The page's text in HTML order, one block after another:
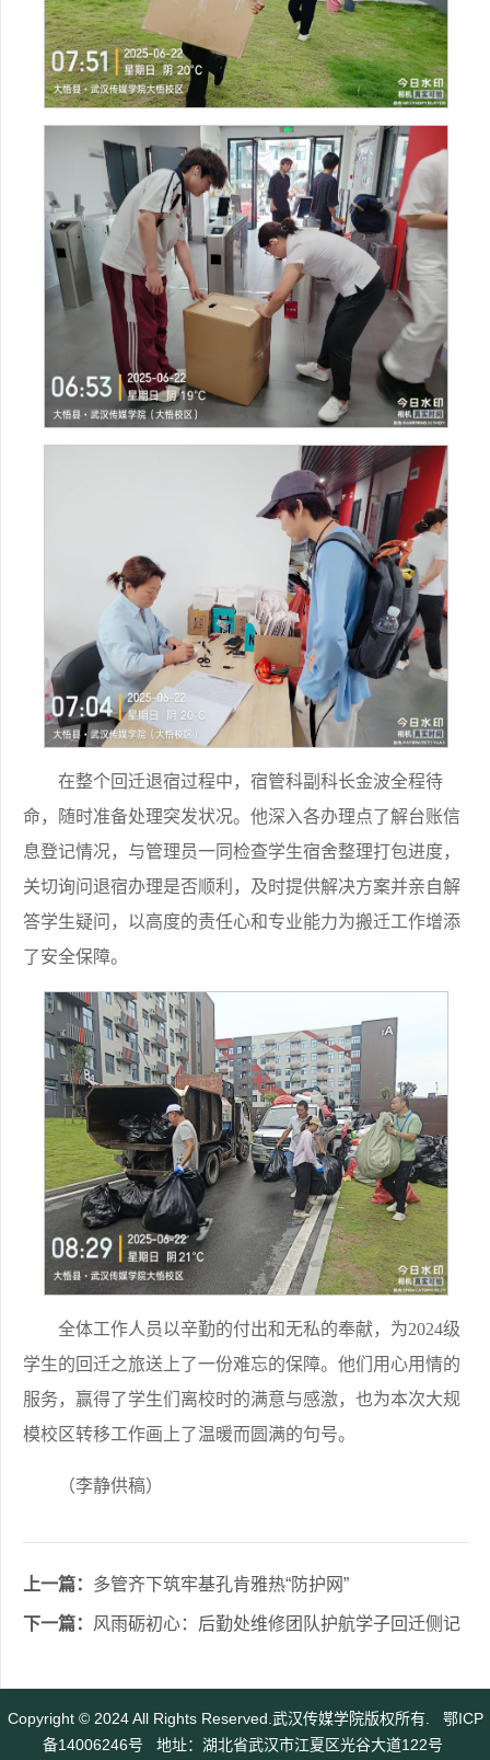
在整个回迁退宿过程中，宿管科副科长金波全程待
命，随时准备处理突发状况。他深入各办理点了解台账信
息登记情况，与管理员一同检查学生宿舍整理打包进度，
关切询问退宿办理是否顺利，及时提供解决方案并亲自解
答学生疑问，以高度的责任心和专业能力为搬迁工作增添
了安全保障。
全体工作人员以辛勤的付出和无私的奉献，为2024级
学生的回迁之旅送上了一份难忘的保障。他们用心用情的
服务，赢得了学生们离校时的满意与感激，也为本次大规
模校区转移工作画上了温暖而圆满的句号。
（李静供稿）
上一篇： 多管齐下筑牢基孔肯雅热“防护网”
下一篇： 风雨砺初心：后勤处维修团队护航学子回迁侧记
Copyright © 2024 All Rights Reserved.武汉传媒学院版权所有. 鄂ICP
备14006246号 地址：湖北省武汉市江夏区光谷大道122号